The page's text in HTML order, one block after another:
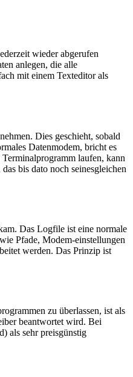
wieder abgerufen
anlegen, die alle
mit einem Texteditor als
Dies geschieht, sobald
Datenmodem, bricht es
laufen, kann
bis dato noch seinesgleichen
Das Logfile ist eine normale
Pfade, Modem-einstellungen
werden. Das Prinzip ist
zu überlassen, ist als
beantwortet wird. Bei
als sehr preisgünstig